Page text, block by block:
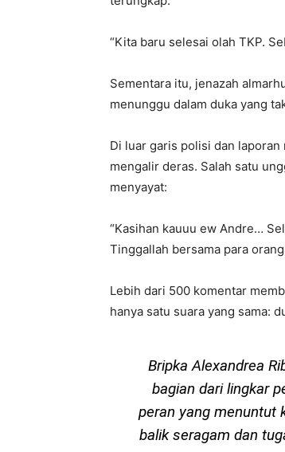
“Kita baru selesai olah TKP.
Sementara itu, jenazah
menunggu dalam duka yang
Di luar garis polisi dan
mengalir deras. Salah satu
menyayat:
“Kasihan kauuu ew Andre…
Tinggallah bersama para
Lebih dari 500 komentar
hanya satu suara yang sama:
Bripka Alexandrea
bagian dari lingkar
peran yang menuntut
balik seragam dan